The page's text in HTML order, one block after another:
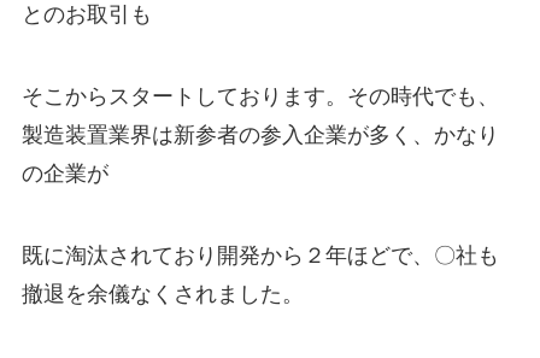
とのお取引も
そこからスタートしております。その時代でも、
製造装置業界は新参者の参入企業が多く、かなり
の企業が
既に淘汰されており開発から２年ほどで、〇社も
撤退を余儀なくされました。